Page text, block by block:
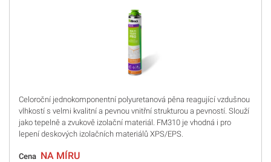
Celoroční jednokomponentní polyuretanová pěna reagující vzdušnou
vlhkostí s velmi kvalitní a pevnou vnitřní strukturou a pevností. Slouží
jako tepelně a zvukově izolační materiál. FM310 je vhodná i pro
lepení deskových izolačních materiálů XPS/EPS.
Cena NA MÍRU